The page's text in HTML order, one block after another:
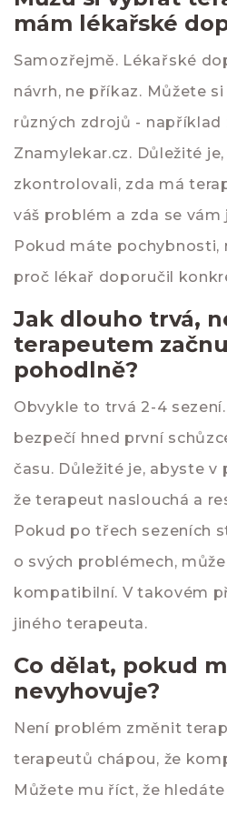
mám lékařské
Samozřejmě. Lékařské
návrh, ne příkaz. Můžete
různých zdrojů - například
Znamylekar.cz. Důležité
zkontrolovali, zda má
váš problém a zda se
Pokud máte pochybnosti,
proč lékař doporučil
Jak dlouho trvá,
terapeutem
pohodlně?
Obvykle to trvá 2-4
bezpečí hned první
času. Důležité je, abyste v
že terapeut naslouchá a
Pokud po třech sezeních
o svých problémech,
kompatibilní. V takovém
jiného terapeuta.
Co dělat, pokud
nevyhovuje?
Není problém změnit
terapeutů chápou, že
Můžete mu říct, že